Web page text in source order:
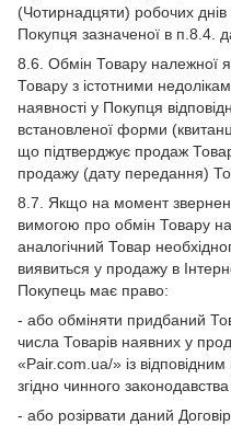
(Чотирнадцяти) робочих
Покупця зазначеної в п.8.4.
8.6. Обмін Товару належної
Товару з істотними
наявності у Покупця
встановленої форми
що підтверджує продаж
продажу (дату передання)
8.7. Якщо на момент
вимогою про обмін Товару
аналогічний Товар
виявиться у продажу в
Покупець має право:
- або обміняти придбаний
числа Товарів наявних у
«Pair.com.ua/» із
згідно чинного
- або розірвати даний